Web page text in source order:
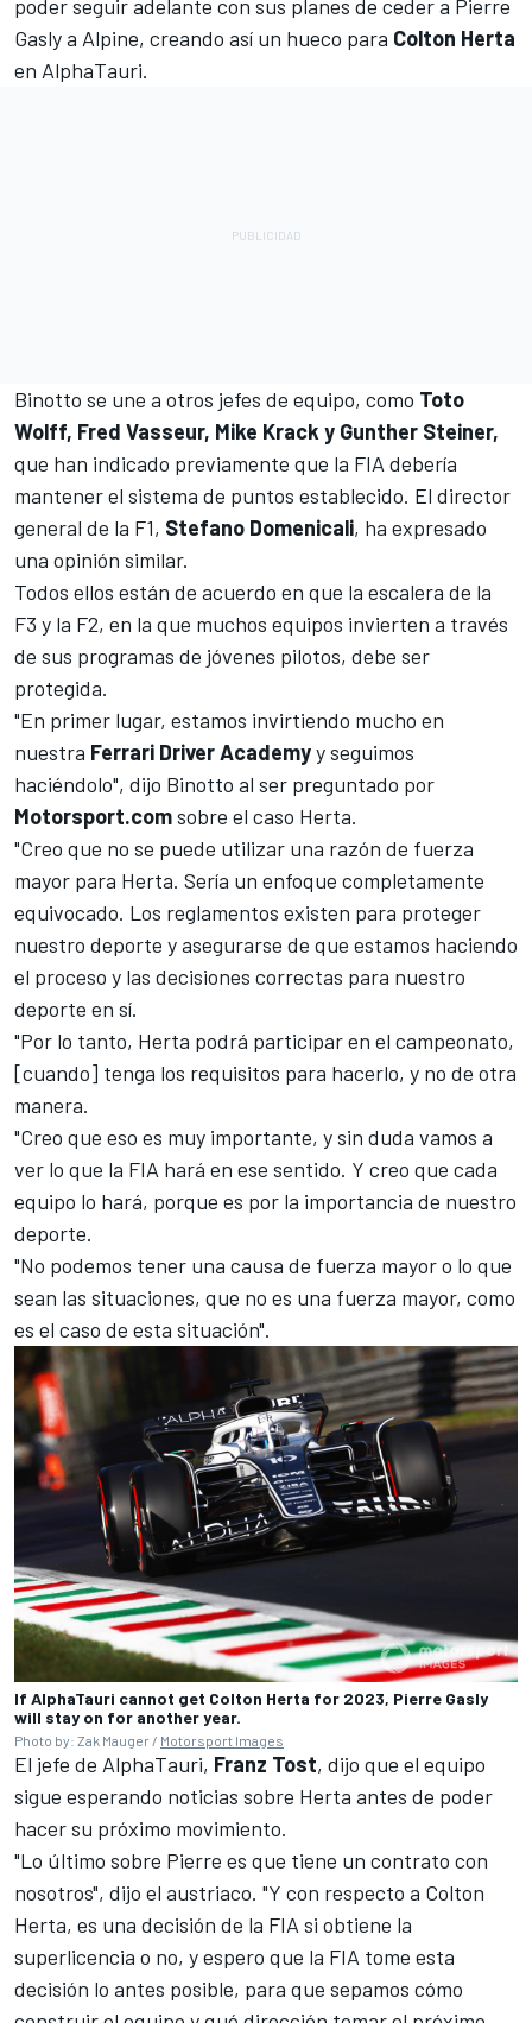
poder seguir adelante con sus planes de ceder a Pierre
Gasly a Alpine, creando así un hueco para Colton Herta
en AlphaTauri.
Binotto se une a otros jefes de equipo, como Toto
Wolff, Fred Vasseur, Mike Krack y Gunther Steiner,
que han indicado previamente que la FIA debería
mantener el sistema de puntos establecido. El director
general de la F1, Stefano Domenicali, ha expresado
una opinión similar.
Todos ellos están de acuerdo en que la escalera de la
F3 y la F2, en la que muchos equipos invierten a través
de sus programas de jóvenes pilotos, debe ser
protegida.
"En primer lugar, estamos invirtiendo mucho en
nuestra Ferrari Driver Academyy seguimos
haciéndolo", dijo Binotto al ser preguntado por
Motorsport.comsobre el caso Herta.
"Creo que no se puede utilizar una razón de fuerza
mayor para Herta. Sería un enfoque completamente
equivocado. Los reglamentos existen para proteger
nuestro deporte y asegurarse de que estamos haciendo
el proceso y las decisiones correctas para nuestro
deporte en sí.
"Por lo tanto, Herta podrá participar en el campeonato,
[cuando] tenga los requisitos para hacerlo, y no de otra
manera.
"Creo que eso es muy importante, y sin duda vamos a
ver lo que la FIA hará en ese sentido. Y creo que cada
equipo lo hará, porque es por la importancia de nuestro
deporte.
"No podemos tener una causa de fuerza mayor o lo que
sean las situaciones, que no es una fuerza mayor, como
es el caso de esta situación".
If AlphaTauri cannot get Colton Herta for 2023, Pierre Gasly
will stay on for another year.
Photo by: Zak Mauger / Motorsport Images
El jefe de AlphaTauri, Franz Tost, dijo que el equipo
sigue esperando noticias sobre Herta antes de poder
hacer su próximo movimiento.
"Lo último sobre Pierre es que tiene un contrato con
nosotros", dijo el austriaco. "Y con respecto a Colton
Herta, es una decisión de la FIA si obtiene la
superlicencia o no, y espero que la FIA tome esta
decisión lo antes posible, para que sepamos cómo